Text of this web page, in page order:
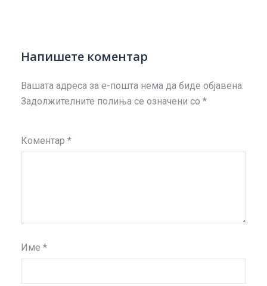
Напишете коментар
Вашата адреса за е-пошта нема да биде објавена.
Задолжителните полиња се означени со *
Коментар *
Име *